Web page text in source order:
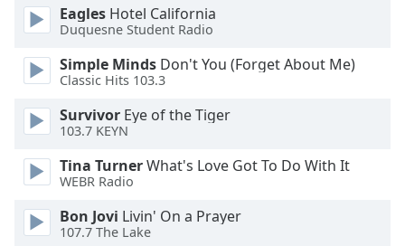
window.
Color
Background
Color
Eagles Hotel California
Duquesne Student Radio
Simple Minds Don't You (Forget About Me)
Classic Hits 103.3
Survivor Eye of the Tiger
103.7 KEYN
Tina TurnerWhat's Love Got To Do With It
WEBR Radio
Bon Jovi Livin' On a Prayer
107.7 The Lake